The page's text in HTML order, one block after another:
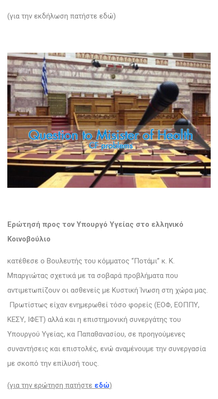
(για την εκδήλωση πατήστε εδώ)
Ερώτησή προς τον Υπουργό Υγείας στο ελληνικό
Κοινοβούλιο
κατέθεσε ο Βουλευτής του κόμματος “Ποτάμι” κ. K.
Μπαργιώτας σχετικά με τα σοβαρά προβλήματα που
αντιμετωπίζουν οι ασθενείς με Κυστική Ίνωση στη χώρα μας.
Πρωτίστως είχαν ενημερωθεί τόσο φορείς (ΕΟΦ, ΕΟΠΠΥ,
ΚΕΣΥ, ΙΦΕΤ) αλλά και η επιστημονική συνεργάτης του
Υπουργού Υγείας, κα Παπαθανασίου, σε προηγούμενες
συναντήσεις και επιστολές, ενώ αναμένουμε την συνεργασία
με σκοπό την επίλυσή τους.
(για την ερώτηση πατήστε εδώ)